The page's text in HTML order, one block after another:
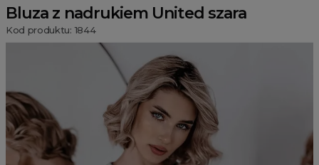
Bluza z nadrukiem United szara
Kod produktu: 1844